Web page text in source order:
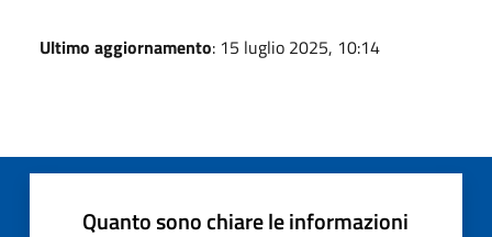
Ultimo aggiornamento: 15 luglio 2025, 10:14
Quanto sono chiare le informazioni